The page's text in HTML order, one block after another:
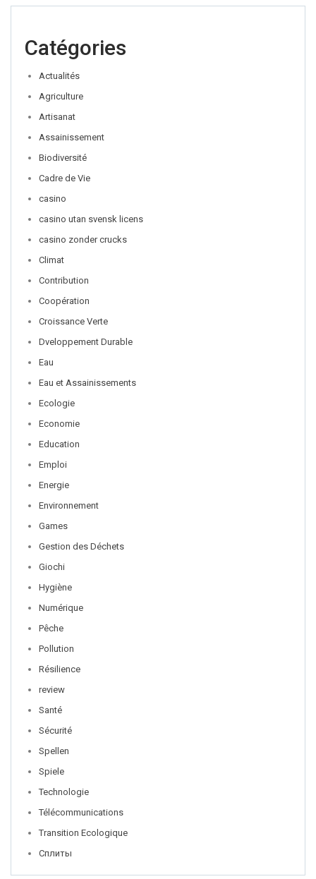
Catégories
Actualités
Agriculture
Artisanat
Assainissement
Biodiversité
Cadre de Vie
casino
casino utan svensk licens
casino zonder crucks
Climat
Contribution
Coopération
Croissance Verte
Dveloppement Durable
Eau
Eau et Assainissements
Ecologie
Economie
Education
Emploi
Energie
Environnement
Games
Gestion des Déchets
Giochi
Hygiène
Numérique
Pêche
Pollution
Résilience
review
Santé
Sécurité
Spellen
Spiele
Technologie
Télécommunications
Transition Ecologique
Сплиты